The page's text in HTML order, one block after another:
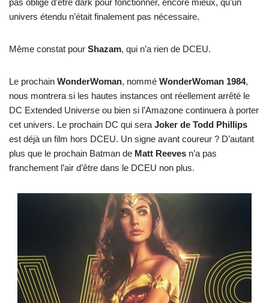
univers étendu n’était finalement pas nécessaire.
Même constat pour Shazam, qui n’a rien de DCEU.
Le prochain WonderWoman, nommé WonderWoman 1984,
nous montrera si les hautes instances ont réellement arrêté le
DC Extended Universe ou bien si l’Amazone continuera à porter
cet univers. Le prochain DC qui sera Joker de Todd Phillips
est déjà un film hors DCEU. Un signe avant coureur ? D’autant
plus que le prochain Batman de Matt Reeves n’a pas
franchement l’air d’être dans le DCEU non plus.